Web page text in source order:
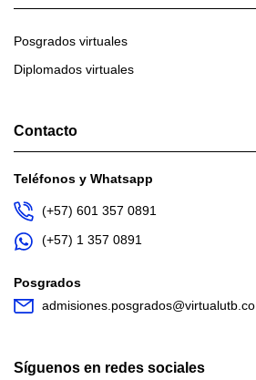
Posgrados virtuales
Diplomados virtuales
Contacto
Teléfonos y Whatsapp
(+57) 601 357 0891
(+57) 1 357 0891
Posgrados
admisiones.posgrados@virtualutb.co
Síguenos en redes sociales